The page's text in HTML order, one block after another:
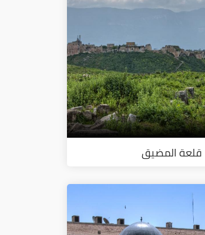
قلعة المضيق